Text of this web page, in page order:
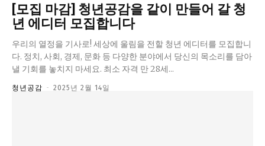
[모집 마감] 청년공감을 같이 만들어 갈 청
년 에디터 모집합니다
우리의 열정을 기사로! 세상에 울림을 전할 청년 에디터를 모집합니
다. 정치, 사회, 경제, 문화 등 다양한 분야에서 당신의 목소리를 담아
낼 기회를 놓치지 마세요. 최소 자격 만 28세...
청년공감 - 2025년 2월 14일